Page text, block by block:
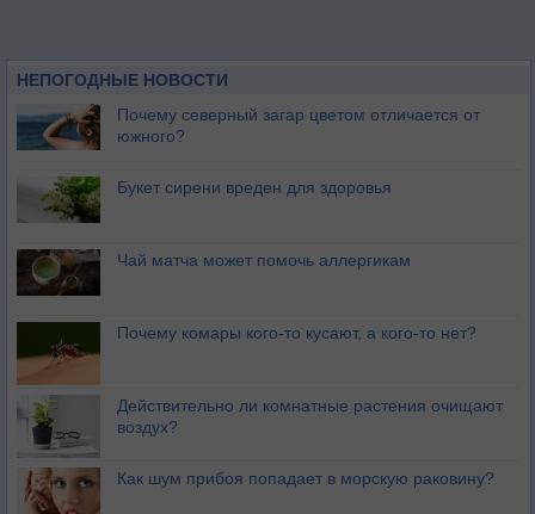
НЕПОГОДНЫЕ НОВОСТИ
Почему северный загар цветом отличается от
южного?
Букет сирени вреден для здоровья
Чай матча может помочь аллергикам
Почему комары кого-то кусают, а кого-то нет?
Действительно ли комнатные растения очищают
воздух?
Как шум прибоя попадает в морскую раковину?